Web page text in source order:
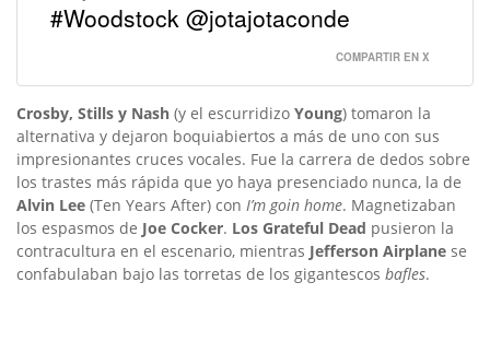
#Woodstock @jotajotaconde
COMPARTIR EN X
Crosby, Stills y Nash (y el escurridizo Young) tomaron la
alternativa y dejaron boquiabiertos a más de uno con sus
impresionantes cruces vocales. Fue la carrera de dedos sobre
los trastes más rápida que yo haya presenciado nunca, la de
Alvin Lee (Ten Years After) con I’m goin home. Magnetizaban
los espasmos de Joe Cocker. Los Grateful Dead pusieron la
contracultura en el escenario, mientras Jefferson Airplane se
confabulaban bajo las torretas de los gigantescos bafles.